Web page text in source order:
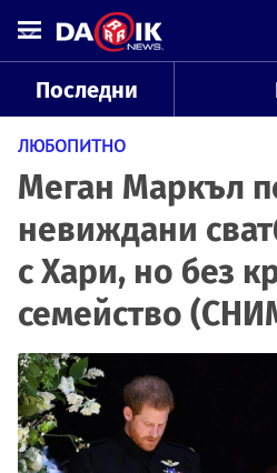
Последни
ЛЮБОПИТНО
Меган Маркъл
невиждани
с Хари, но без
семейство